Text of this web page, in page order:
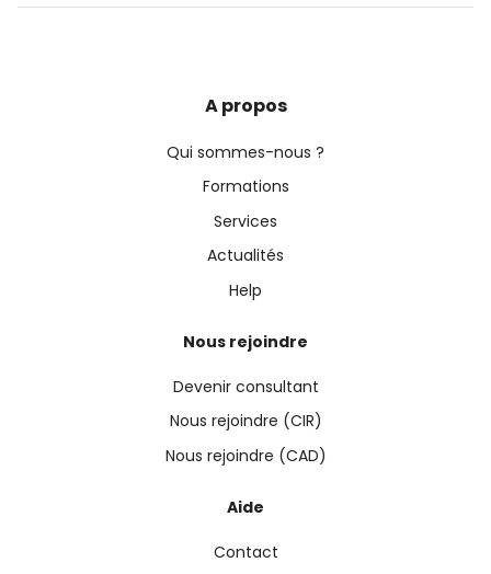
A propos
Qui sommes-nous ?
Formations
Services
Actualités
Help
Nous rejoindre
Devenir consultant
Nous rejoindre (CIR)
Nous rejoindre (CAD)
Aide
Contact